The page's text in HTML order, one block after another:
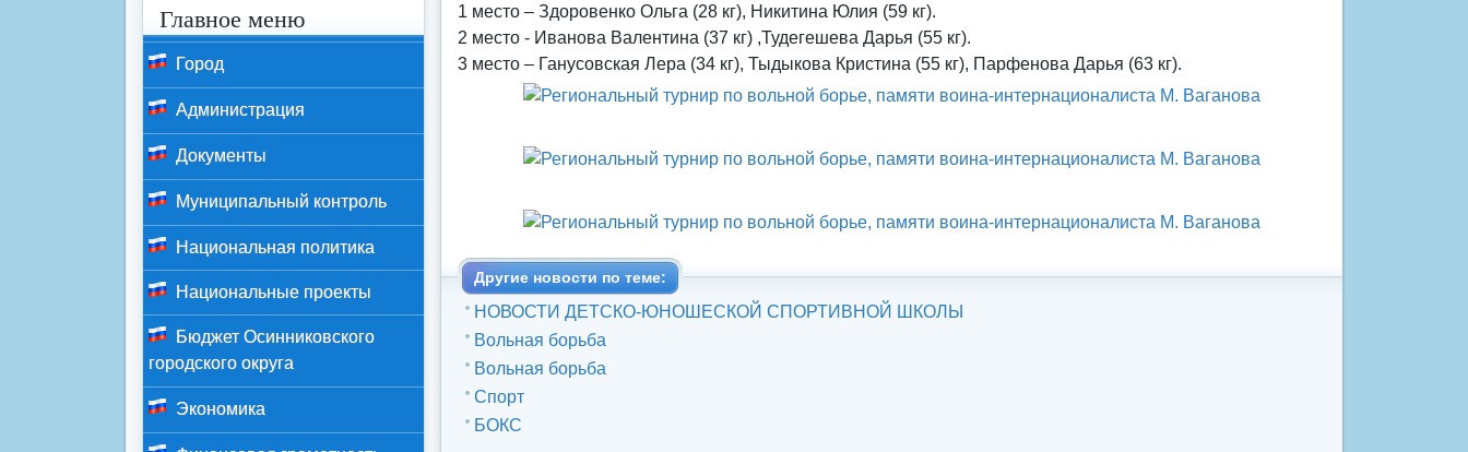
1 место – Здоровенко Ольга (28 кг), Никитина Юлия (59 кг).
2 место - Иванова Валентина (37 кг) ,Тудегешева Дарья (55 кг).
3 место – Ганусовская Лера (34 кг), Тыдыкова Кристина (55 кг), Парфенова Дарья (63 кг).
Другие новости по теме:
НОВОСТИ ДЕТСКО-ЮНОШЕСКОЙ СПОРТИВНОЙ ШКОЛЫ
Вольная борьба
Вольная борьба
Спорт
БОКС
Главное меню
Город
Администрация
Документы
Муниципальный контроль
Национальная политика
Национальные проекты
Бюджет Осинниковского
городского округа
Экономика